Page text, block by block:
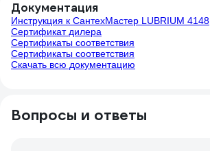
Документация
Инструкция к СантехМастер LUBRIUM 4148
Сертификат дилера
Сертификаты соответствия
Сертификаты соответствия
Скачать всю документацию
Вопросы и ответы